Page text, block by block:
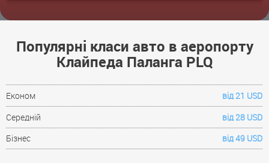
Популярні класи авто в аеропорту
Клайпеда Паланга PLQ
Економ
від 21 USD
Середній
від 28 USD
Бізнес
від 49 USD